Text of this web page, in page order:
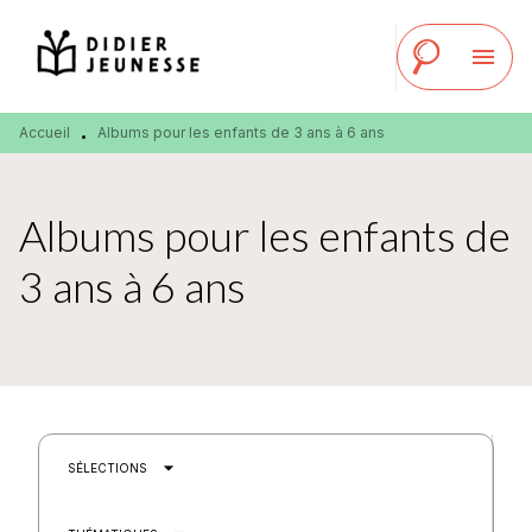
MENU RECHERCHE
PIED DE PAGE
menu
Accueil • Albums pour les enfants de 3 ans à 6 ans
Albums pour les enfants de
3 ans à 6 ans
SÉLECTIONS arrow_drop_down